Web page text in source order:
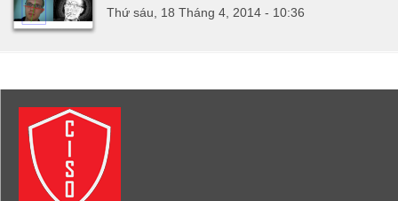
Thứ sáu, 18 Tháng 4, 2014 - 10:36